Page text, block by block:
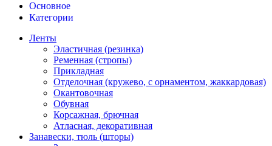
Основное
Категории
Ленты
Эластичная (резинка)
Ременная (стропы)
Прикладная
Отделочная (кружево, с орнаментом, жаккардовая)
Окантовочная
Обувная
Корсажная, брючная
Атласная, декоративная
Занавески, тюль (шторы)